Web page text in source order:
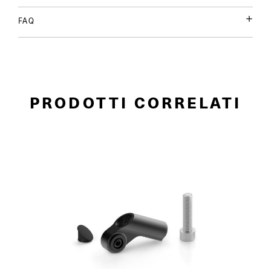
FAQ
PRODOTTI CORRELATI